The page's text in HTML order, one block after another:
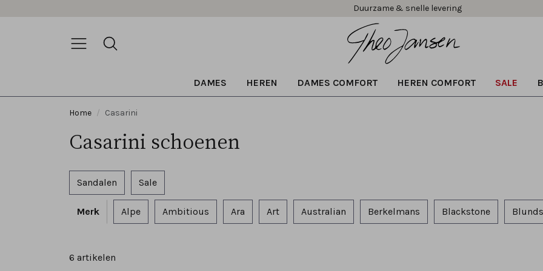
Duurzame & snelle levering
DAMES HEREN DAMES COMFORT HEREN COMFORT SALE
Home Casarini
Casarini schoenen
Sandalen Sale
Merk Alpe Ambitious Ara Art Australian Berkelmans Blackstone
6 artikelen